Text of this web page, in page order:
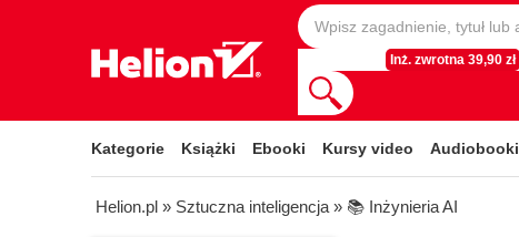
Inż. zwrotna 39,90 zł
Kategorie Książki Ebooki Kursy video Audiobooki
Helion.pl » Sztuczna inteligencja » 📚 Inżynieria AI